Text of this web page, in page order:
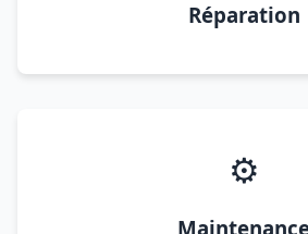
Réparation
⚙️